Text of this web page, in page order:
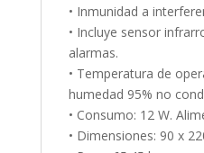
• Inmunidad a
• Incluye sensor
alarmas.
• Temperatura de
humedad 95% no
• Consumo: 12 W.
• Dimensiones: 90 x